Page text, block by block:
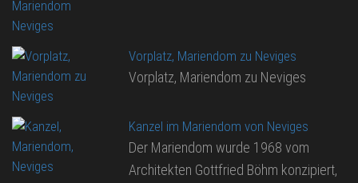
Vorplatz, Mariendom zu Neviges
Vorplatz, Mariendom zu Neviges
Kanzel im Mariendom von Neviges
Der Mariendom wurde 1968 vom
Architekten Gottfried Böhm konzipiert,